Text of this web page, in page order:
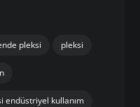
pleksi pleksi
endüstriyel kullanım